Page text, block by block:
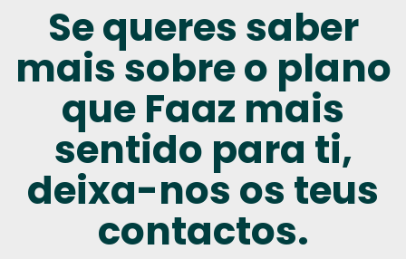
Se queres saber
mais sobre o plano
que Faaz mais
sentido para ti,
deixa-nos os teus
contactos.